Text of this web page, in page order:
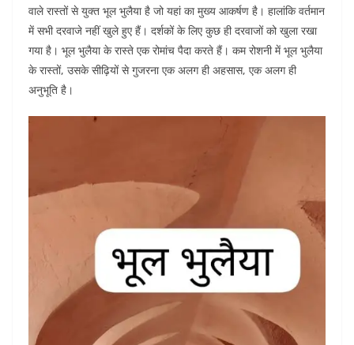
वाले रास्तों से युक्त भूल भुलैया है जो यहां का मुख्य आकर्षण है। हालांकि वर्तमान
में सभी दरवाजे नहीं खुले हुए हैं। दर्शकों के लिए कुछ ही दरवाजों को खुला रखा
गया है। भूल भुलैया के रास्ते एक रोमांच पैदा करते हैं। कम रोशनी में भूल भुलैया
के रास्तों, उसके सीढ़ियों से गुजरना एक अलग ही अहसास, एक अलग ही
अनुभूति है।